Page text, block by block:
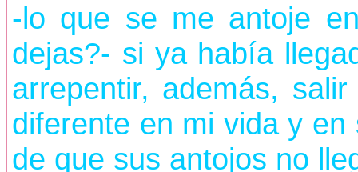
-lo que se me antoje
dejas?- si ya había
arrepentir, además,
diferente en mi vida y
de que sus antojos no